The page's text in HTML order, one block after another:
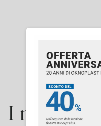
I nostri